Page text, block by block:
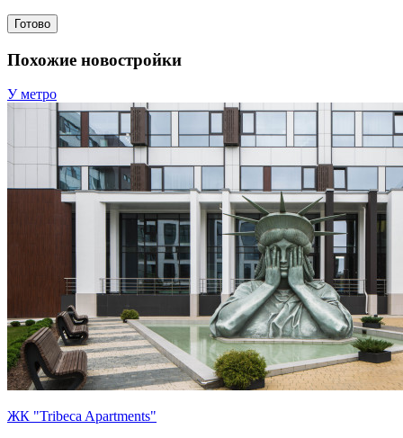
Готово
Похожие новостройки
У метро
ЖК "Tribeca Apartments"